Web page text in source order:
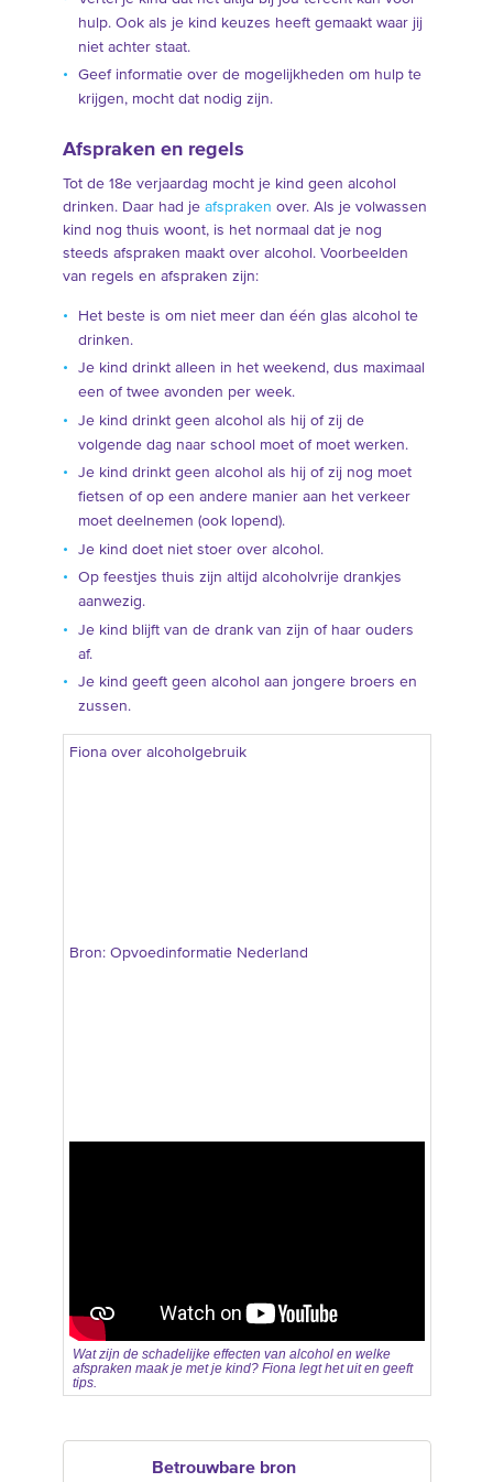
hulp. Ook als je kind keuzes heeft gemaakt waar jij
niet achter staat.
Geef informatie over de mogelijkheden om hulp te
krijgen, mocht dat nodig zijn.
Afspraken en regels
Tot de 18e verjaardag mocht je kind geen alcohol
drinken. Daar had je afspraken over. Als je volwassen
kind nog thuis woont, is het normaal dat je nog
steeds afspraken maakt over alcohol. Voorbeelden
van regels en afspraken zijn:
Het beste is om niet meer dan één glas alcohol te
drinken.
Je kind drinkt alleen in het weekend, dus maximaal
een of twee avonden per week.
Je kind drinkt geen alcohol als hij of zij de
volgende dag naar school moet of moet werken.
Je kind drinkt geen alcohol als hij of zij nog moet
fietsen of op een andere manier aan het verkeer
moet deelnemen (ook lopend).
Je kind doet niet stoer over alcohol.
Op feestjes thuis zijn altijd alcoholvrije drankjes
aanwezig.
Je kind blijft van de drank van zijn of haar ouders
af.
Je kind geeft geen alcohol aan jongere broers en
zussen.
Fiona over alcoholgebruik
Bron: Opvoedinformatie Nederland
Wat zijn de schadelijke effecten van alcohol en welke
afspraken maak je met je kind? Fiona legt het uit en geeft
tips.
Betrouwbare bron